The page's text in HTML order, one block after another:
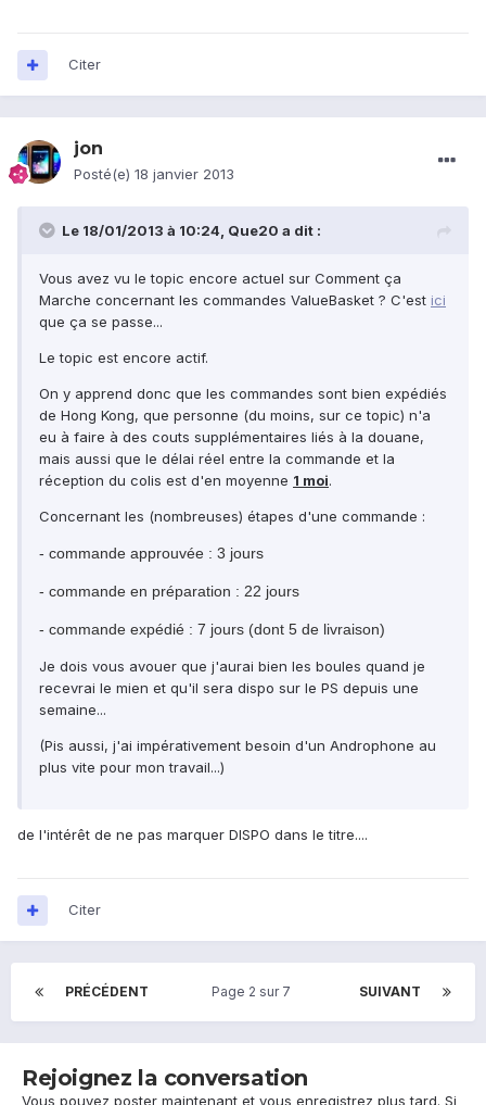
Citer
jon
Posté(e) 18 janvier 2013
Le 18/01/2013 à 10:24, Que20 a dit :
Vous avez vu le topic encore actuel sur Comment ça
Marche concernant les commandes ValueBasket ? C'est ici
que ça se passe...
Le topic est encore actif.
On y apprend donc que les commandes sont bien expédiés
de Hong Kong, que personne (du moins, sur ce topic) n'a
eu à faire à des couts supplémentaires liés à la douane,
mais aussi que le délai réel entre la commande et la
réception du colis est d'en moyenne 1 moi.
Concernant les (nombreuses) étapes d'une commande :
- commande approuvée : 3 jours
- commande en préparation : 22 jours
- commande expédié : 7 jours (dont 5 de livraison)
Je dois vous avouer que j'aurai bien les boules quand je
recevrai le mien et qu'il sera dispo sur le PS depuis une
semaine...
(Pis aussi, j'ai impérativement besoin d'un Androphone au
plus vite pour mon travail...)
de l'intérêt de ne pas marquer DISPO dans le titre....
Citer
PRÉCÉDENT SUIVANT
Page 2 sur 7
Rejoignez la conversation
Vous pouvez poster maintenant et vous enregistrez plus tard. Si